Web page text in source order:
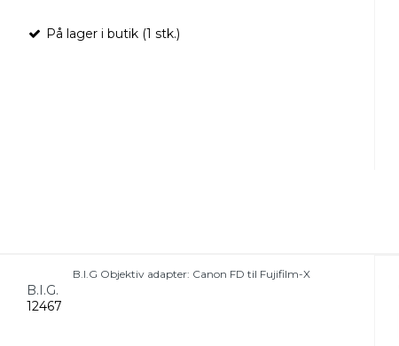
På lager i butik (1 stk.)
B.I.G Objektiv adapter: Canon FD til Fujifilm-X
B.I.G.
12467